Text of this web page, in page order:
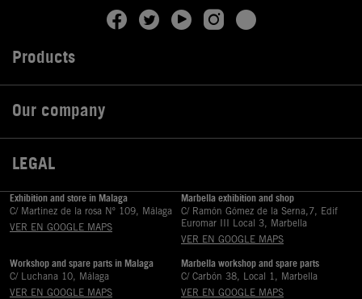
Products
Our company
LEGAL
Exhibition and store in Malaga
C/ Martinez de la rosa Nº 109, Málaga
VER EN GOOGLE MAPS
Marbella exhibition and shop
C/ Ramón Gómez de la Serna,7, Edif
Euromar III Local 3, Marbella
VER EN GOOGLE MAPS
Workshop and spare parts in Malaga
C/ Luchana 10, Málaga
VER EN GOOGLE MAPS
Marbella workshop and spare parts
C/ Carbón 38, Local 1, Marbella
VER EN GOOGLE MAPS